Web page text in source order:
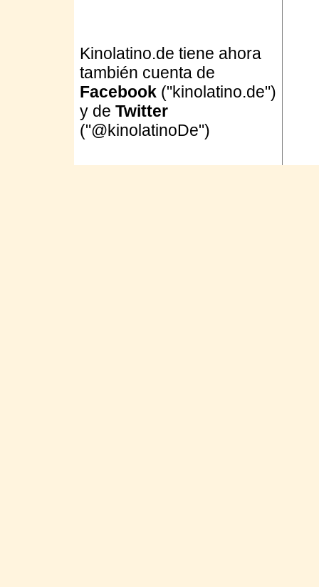
Kinolatino.de tiene ahora
también cuenta de
Facebook ("kinolatino.de")
y de Twitter
("@kinolatinoDe")